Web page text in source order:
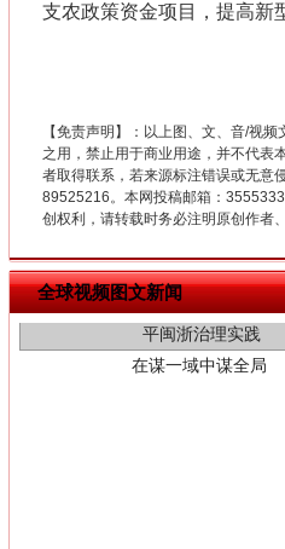
支农政策资金项目，提高新
【免责声明】：以上图、文、音/视
之用，禁止用于商业用途，并不代表
者取得联系，若来源标注错误或无意
89525216。本网投稿邮箱：
创权利，请转载时务必注明原创作者
全球视频图文新闻